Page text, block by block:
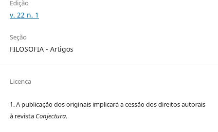
Edição
v. 22 n. 1
Seção
FILOSOFIA - Artigos
Licença
1. A publicação dos originais implicará a cessão dos direitos autorais
à revista Conjectura.